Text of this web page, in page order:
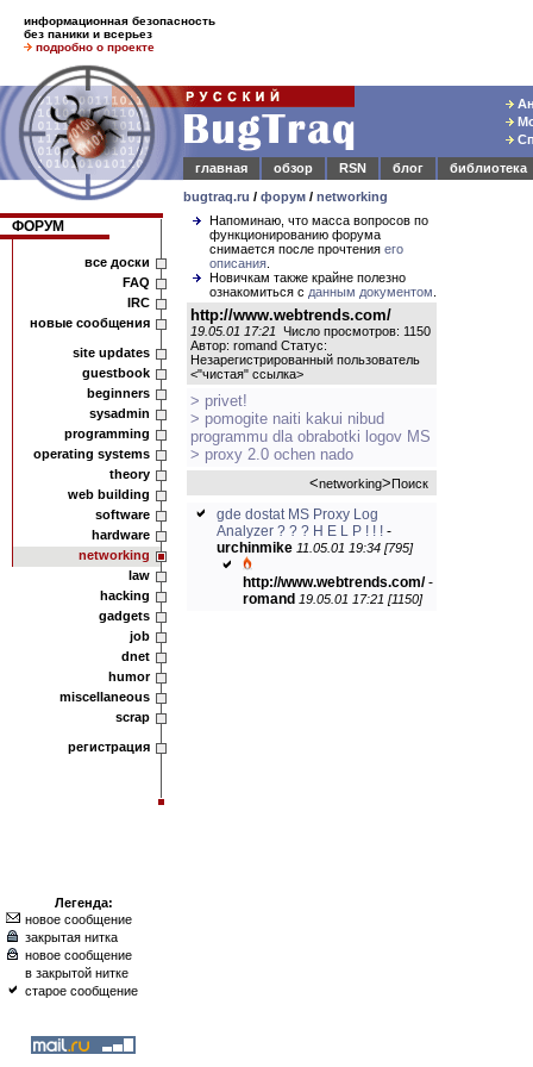
информационная безопасность
без паники и всерьез
подробно о проекте
главная
обзор RSN блог
библиотека
bugtraq.ru / форум / networking
ФОРУМ
все доски
FAQ
IRC
новые сообщения
site updates
guestbook
beginners
sysadmin
programming
operating systems
theory
web building
software
hardware
networking
law
hacking
gadgets
job
dnet
humor
miscellaneous
scrap
регистрация
Легенда:
новое сообщение
закрытая нитка
новое сообщение
в закрытой нитке
старое сообщение
Напоминаю, что масса вопросов по
функционированию форума
снимается после прочтения его
описания
Новичкам также крайне полезно
ознакомиться с данным документом
http://www.webtrends.com/
19.05.01 17:21 Число просмотров: 1150
Автор: romand Статус:
Незарегистрированный пользователь
<"чистая" ссылка>
> privet!
> pomogite naiti kakui nibud
programmu dla obrabotki logov MS
> proxy 2.0 ochen nado
<networking>Поиск
gde dostat MS Proxy Log
Analyzer ? ? ? H E L P ! ! ! -
urchinmike 11.05.01 19:34 [795]
http://www.webtrends.com/-
romand 19.05.01 17:21 [1150]